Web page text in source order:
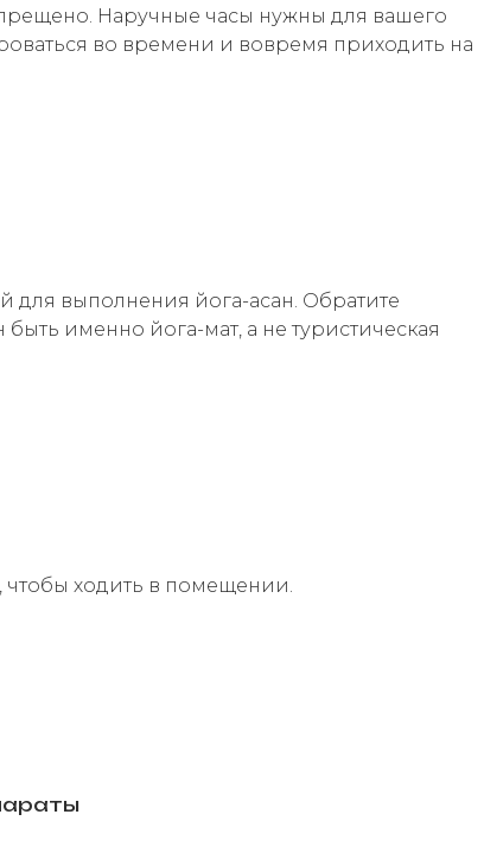
Наручные часы нужны для вашего
во времени и вовремя приходить на
для выполнения йога-асан. Обратите
именно йога-мат, а не туристическая
чтобы ходить в помещении.